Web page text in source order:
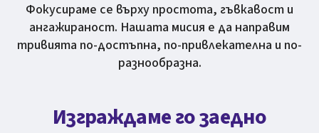
Фокусираме се върху простота, гъвкавост и
ангажираност. Нашата мисия е да направим
тривията по-достъпна, по-привлекателна и по-
разнообразна.
Изграждаме го заедно